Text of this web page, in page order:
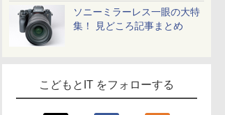
ソニーミラーレス一眼の大特
集！ 見どころ記事まとめ
こどもとIT をフォローする